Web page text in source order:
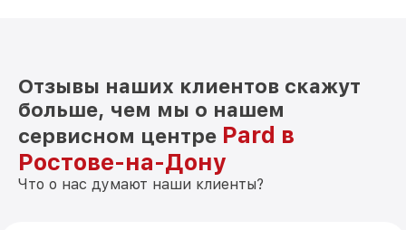
Отзывы наших клиентов скажут
больше, чем мы о нашем
сервисном центре Pard в
Ростове-на-Дону
Что о нас думают наши клиенты?